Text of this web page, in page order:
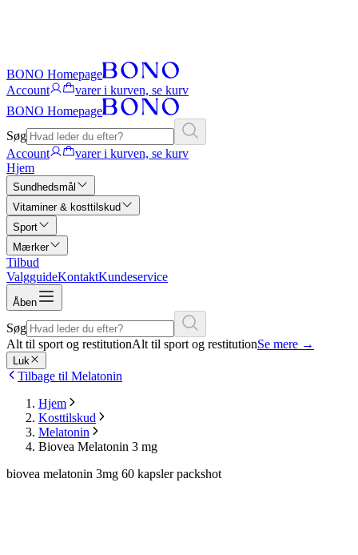
BONO Homepage
Account
varer i kurven, se kurv
BONO Homepage
Søg
Account
varer i kurven, se kurv
Hjem
Sundhedsmål
Vitaminer & kosttilskud
Sport
Mærker
Tilbud
ValgguideKontaktKundeservice
Åben
Søg
Alt til sport og restitutionAlt til sport og restitutionSe mere →
Luk
Tilbage til Melatonin
Hjem
Kosttilskud
Melatonin
Biovea Melatonin 3 mg
biovea melatonin 3mg 60 kapsler packshot